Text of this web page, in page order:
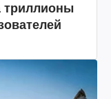
триллионы